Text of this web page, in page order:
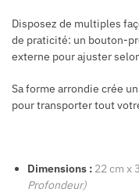
Disposez de multiples
de praticité: un bouton-
externe pour ajuster
Sa forme arrondie crée
pour transporter tout
Dimensions : 22 cm x
Profondeur)